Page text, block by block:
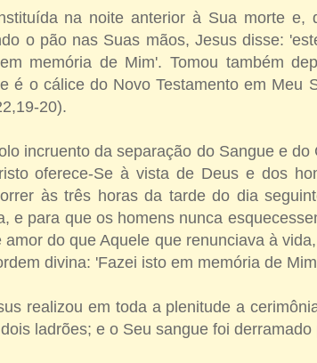
na noite anterior à Sua morte e,
o pão nas Suas mãos, Jesus disse:
memória de Mim'. Tomou também
é o cálice do Novo Testamento em Meu
20).
incruento da separação do Sangue e
oferece-Se à vista de Deus e dos
às três horas da tarde do dia
e para que os homens nunca
do que Aquele que renunciava à
divina: 'Fazei isto em memória de
realizou em toda a plenitude a
ladrões; e o Seu sangue foi